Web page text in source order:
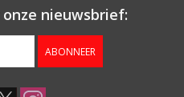
nieuwsbrief:
ABONNEER